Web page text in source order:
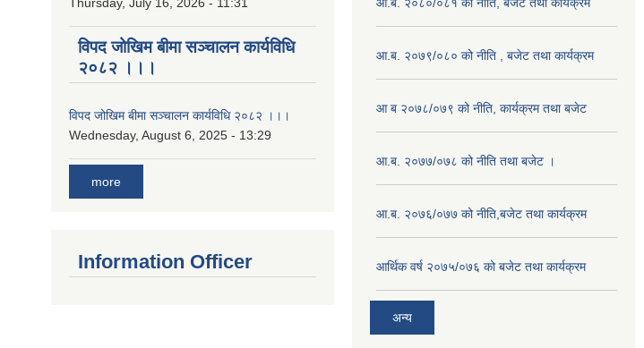
विपद जोखिम बीमा सञ्चालन कार्यविधि
२०८२ ।।।
विपद जोखिम बीमा सञ्चालन कार्यविधि २०८२ ।।।
Wednesday, August 6, 2025 - 13:29
more
Information Officer
आ.ब. २०७९/०८० को नीति , बजेट तथा कार्यक्रम
आ ब २०७८/०७९ को नीति, कार्यक्रम तथा बजेट
आ.ब. २०७७/०७८ को नीति तथा बजेट ।
आ.ब. २०७६/०७७ को नीति,बजेट तथा कार्यक्रम
आर्थिक वर्ष २०७५/०७६ को बजेट तथा कार्यक्रम
अन्य